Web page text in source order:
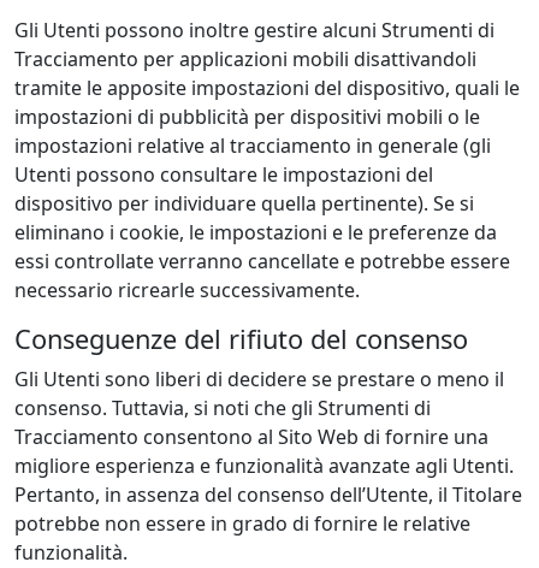
Gli Utenti possono inoltre gestire alcuni Strumenti di
Tracciamento per applicazioni mobili disattivandoli
tramite le apposite impostazioni del dispositivo, quali le
impostazioni di pubblicità per dispositivi mobili o le
impostazioni relative al tracciamento in generale (gli
Utenti possono consultare le impostazioni del
dispositivo per individuare quella pertinente). Se si
eliminano i cookie, le impostazioni e le preferenze da
essi controllate verranno cancellate e potrebbe essere
necessario ricrearle successivamente.
Conseguenze del rifiuto del consenso
Gli Utenti sono liberi di decidere se prestare o meno il
consenso. Tuttavia, si noti che gli Strumenti di
Tracciamento consentono al Sito Web di fornire una
migliore esperienza e funzionalità avanzate agli Utenti.
Pertanto, in assenza del consenso dell’Utente, il Titolare
potrebbe non essere in grado di fornire le relative
funzionalità.